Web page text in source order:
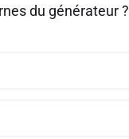
du générateur ?